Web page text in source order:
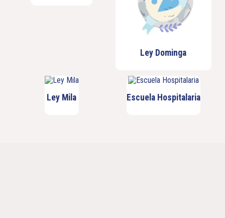
Ley Dominga
Ley Mila Escuela Hospitalaria